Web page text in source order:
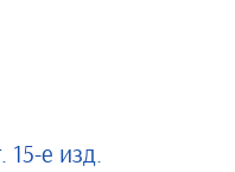
е изд.